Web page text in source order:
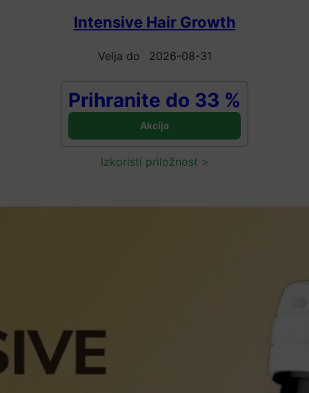
Intensive Hair Growth
Velja do 2026-08-31
Prihranite do 33 %
Izkoristi priložnost